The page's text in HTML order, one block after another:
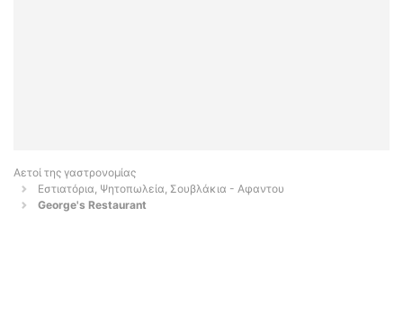
Αετοί της γαστρονομίας
Εστιατόρια, Ψητοπωλεία, Σουβλάκια - Αφαντου
George's Restaurant